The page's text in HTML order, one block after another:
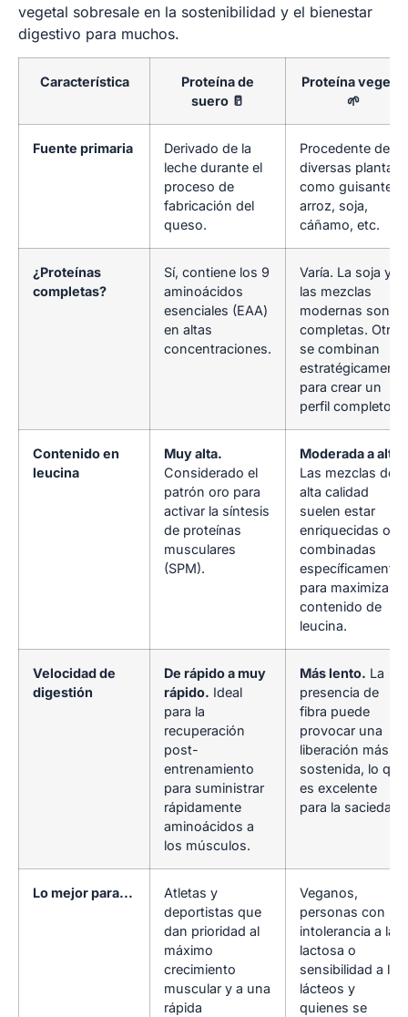
vegetal sobresale en la sostenibilidad y el bienestar
digestivo para muchos.
Característica
Proteína de
suero 🥛
Proteína vegetal
🌱
Fuente primaria
Derivado de la
leche durante el
proceso de
fabricación del
queso.
Procedente de
diversas plantas
como guisantes,
arroz, soja,
cáñamo, etc.
¿Proteínas
completas?
Sí, contiene los 9
aminoácidos
esenciales (EAA)
en altas
concentraciones.
Varía. La soja y
las mezclas
modernas son
completas. Otras
se combinan
estratégicamente
para crear un
perfil completo.
Contenido en
leucina
Muy alta.
Considerado el
patrón oro para
activar la síntesis
de proteínas
musculares
(SPM).
Moderada a alta.
Las mezclas de
alta calidad
suelen estar
enriquecidas o
combinadas
específicamente
para maximizar el
contenido de
leucina.
Velocidad de
digestión
De rápido a muy
rápido. Ideal
para la
recuperación
post-
entrenamiento
para suministrar
rápidamente
aminoácidos a
los músculos.
Más lento. La
presencia de
fibra puede
provocar una
liberación más
sostenida, lo que
es excelente
para la saciedad.
Lo mejor para...
Atletas y
deportistas que
dan prioridad al
máximo
crecimiento
muscular y a una
rápida
Veganos,
personas con
intolerancia a la
lactosa o
sensibilidad a los
lácteos y
quienes se